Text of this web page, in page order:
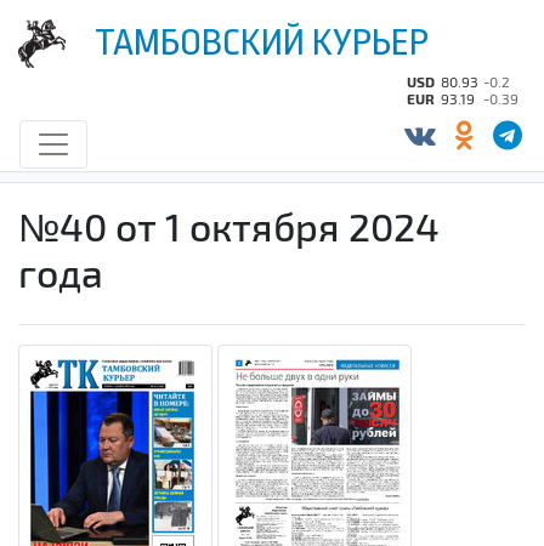
ТАМБОВСКИЙ КУРЬЕР
USD 80.93 -0.2
EUR 93.19 -0.39
№40 от 1 октября 2024
года